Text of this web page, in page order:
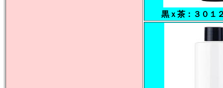
黒ｘ茶：３０１